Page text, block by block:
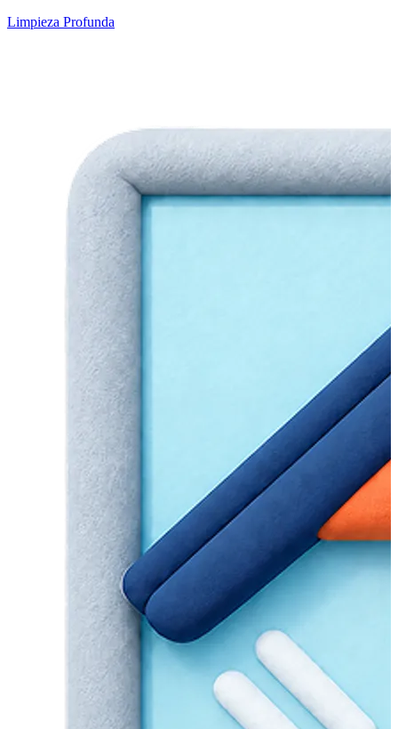
Limpieza Profunda